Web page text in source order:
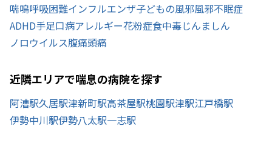
喘鳴呼吸困難インフルエンザ子どもの風邪風邪不眠症
ADHD手足口病アレルギー花粉症食中毒じんましん
ノロウイルス腹痛頭痛
近隣エリアで喘息の病院を探す
阿漕駅久居駅津新町駅高茶屋駅桃園駅津駅江戸橋駅
伊勢中川駅伊勢八太駅一志駅